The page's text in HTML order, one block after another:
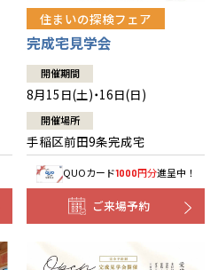
住まいの探検フェア
完成宅見学会
開催期間
8月15日(土)・16日(日)
開催場所
手稲区前田9条完成宅
QUOカード1000円分進呈中！
ご来場予約